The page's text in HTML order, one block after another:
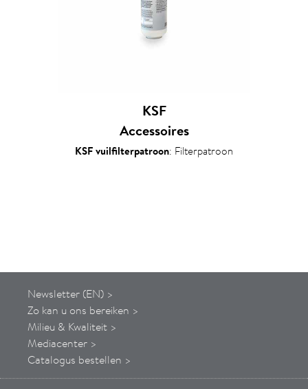
KSF
Accessoires
KSF vuilfilterpatroon: Filterpatroon
Newsletter (EN) >
Zo kan u ons bereiken >
Milieu & Kwaliteit >
Mediacenter >
Catalogus bestellen >